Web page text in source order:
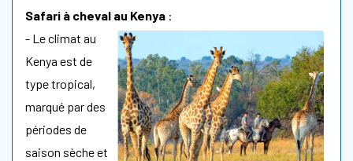
Safari à cheval au Kenya :
- Le climat au
Kenya est de
type tropical,
marqué par des
périodes de
saison sèche et